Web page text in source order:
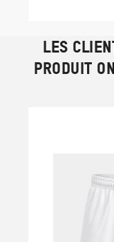
LES
PRODUIT